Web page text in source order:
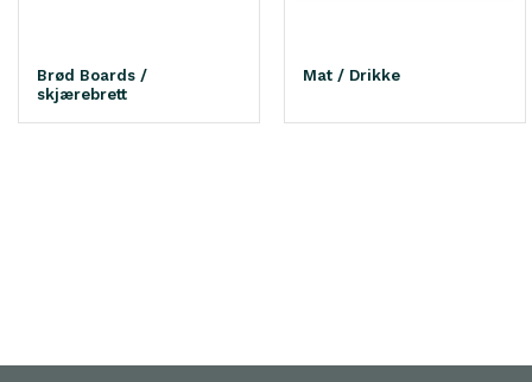
Brød Boards /
skjærebrett
Mat / Drikke